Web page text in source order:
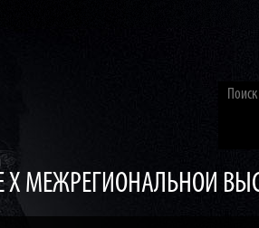
X МЕЖРЕГИОНАЛЬНОЙ